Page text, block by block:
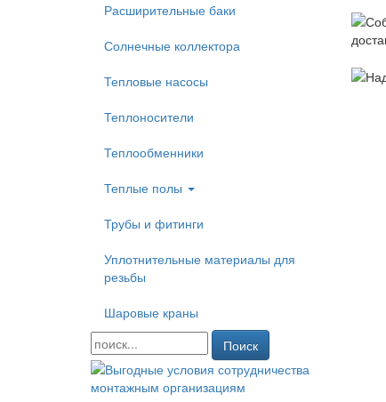
Расширительные баки
Солнечные коллектора
Тепловые насосы
Теплоносители
Теплообменники
Теплые полы
Трубы и фитинги
Уплотнительные материалы для
резьбы
Шаровые краны
Поиск